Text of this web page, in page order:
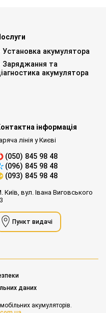
Установка акумулятора
Заряджання та
акумулятора
інформація
лінія у Києві
(050) 845 98 48
(096) 845 98 48
(093) 845 98 48
Київ, вул. Івана Виговського
Пункт видачі
даних
акумуляторів.